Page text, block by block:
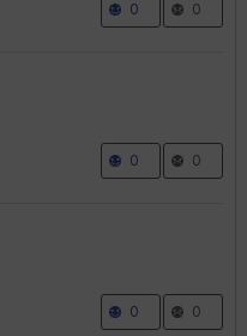
0 0
0 0
0 0